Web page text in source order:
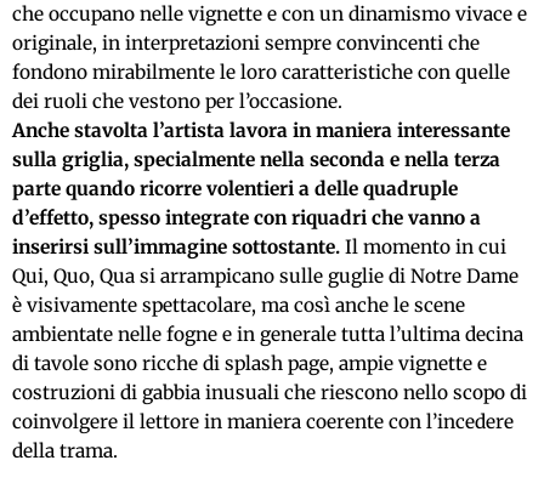
che occupano nelle vignette e con un dinamismo vivace e
originale, in interpretazioni sempre convincenti che
fondono mirabilmente le loro caratteristiche con quelle
dei ruoli che vestono per l’occasione.
Anche stavolta l’artista lavora in maniera interessante
sulla griglia, specialmente nella seconda e nella terza
parte quando ricorre volentieri a delle quadruple
d’effetto, spesso integrate con riquadri che vanno a
inserirsi sull’immagine sottostante. Il momento in cui
Qui, Quo, Qua si arrampicano sulle guglie di Notre Dame
è visivamente spettacolare, ma così anche le scene
ambientate nelle fogne e in generale tutta l’ultima decina
di tavole sono ricche di splash page, ampie vignette e
costruzioni di gabbia inusuali che riescono nello scopo di
coinvolgere il lettore in maniera coerente con l’incedere
della trama.